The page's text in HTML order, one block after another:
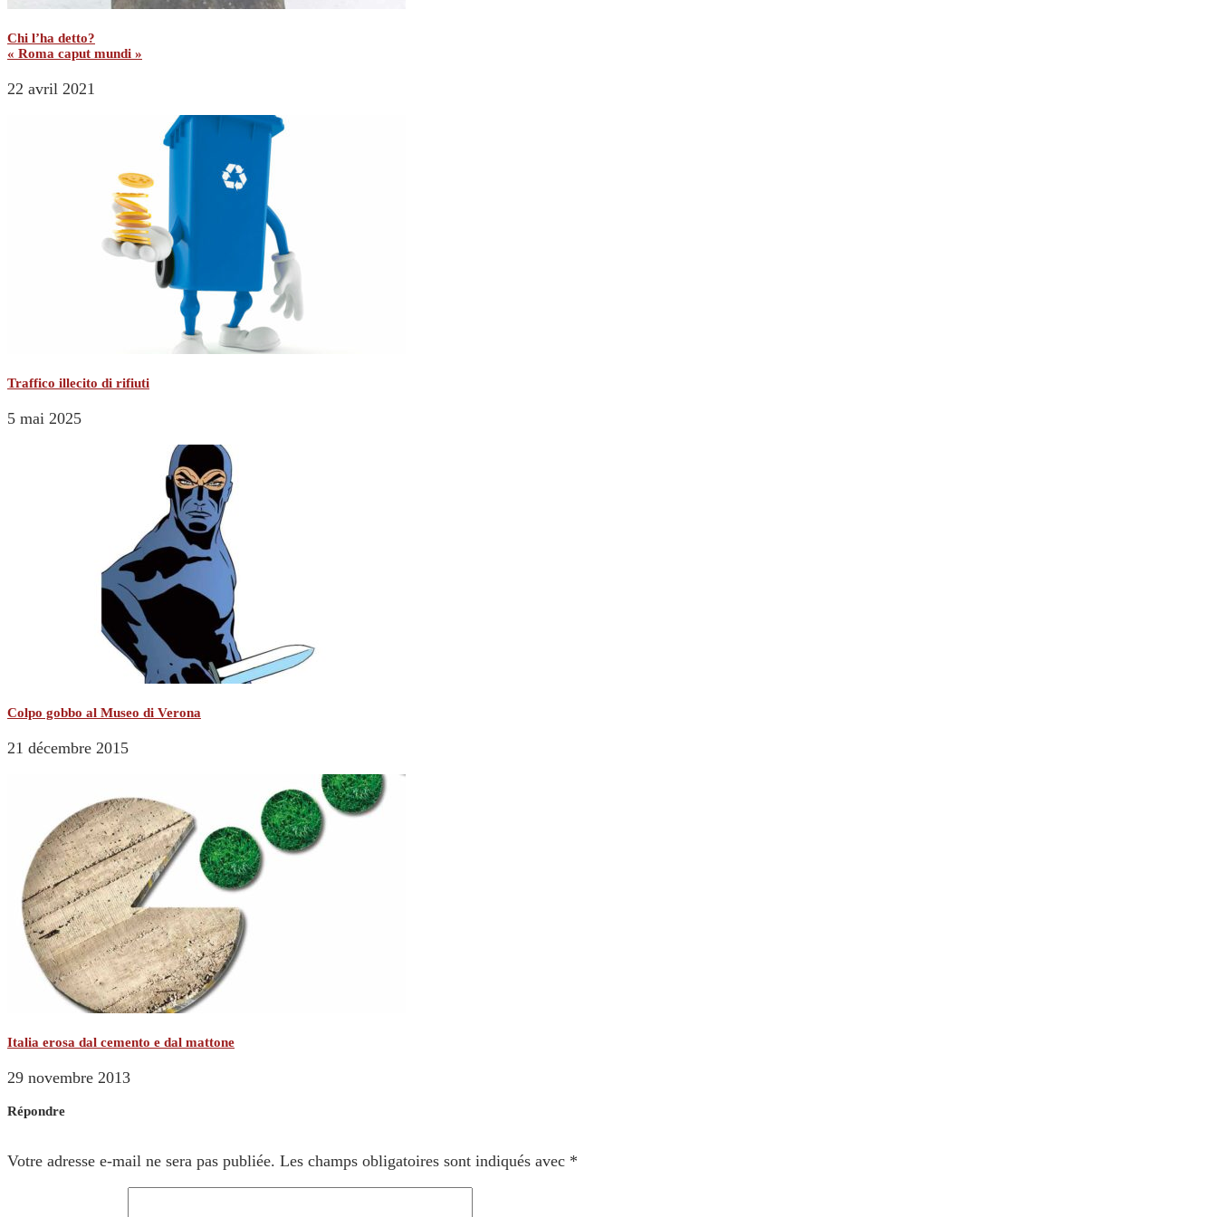
Chi l’ha detto?
« Roma caput mundi »
22 avril 2021
Traffico illecito di rifiuti
5 mai 2025
Colpo gobbo al Museo di Verona
21 décembre 2015
Italia erosa dal cemento e dal mattone
29 novembre 2013
Répondre
Votre adresse e-mail ne sera pas publiée. Les champs obligatoires sont indiqués avec *